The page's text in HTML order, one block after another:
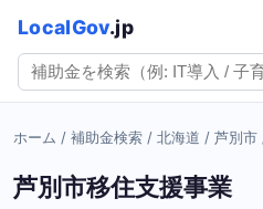
LocalGov.jp
ホーム / 補助金検索 / 北海道 / 芦別市
芦別市移住支援事業